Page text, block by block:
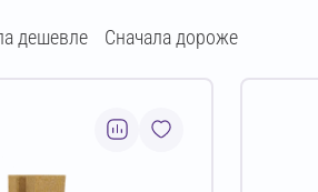
дешевле Сначала дороже